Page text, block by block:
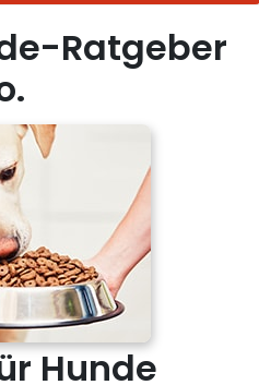
Ratgeber
Hunde